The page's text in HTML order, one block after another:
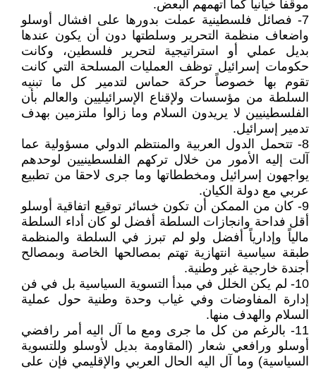
موقفاً خيانياً كما اتهمهم البعض.
7- فصائل فلسطينية عملت بدورها على افشال أوسلو
واضعاف منظمة التحرير وسلطتها دون أن يكون عندها
بديل عملي أو استراتيجية لتحرير فلسطين، وكانت
حكومات إسرائيل توظف العمليات المسلحة التي كانت
تقوم بها خصوصاً حركة حماس لتدمير كل ما تبنيه
السلطة من مؤسسات ولإقناع الإسرائيليين والعالم بأن
الفلسطينيين لا يريدون السلام وما زالوا ملتزمين بهدف
تدمير إسرائيل.
8- تتحمل الدول العربية والمنتظم الدولي مسؤولية عما
آلت إليه الأمور من خلال تركهم الفلسطينيين لوحدهم
يواجهون إسرائيل ومخططاتها وما جرى لاحقا من تطبيع
عربي مع دولة الكيان.
9- كان من الممكن أن تكون خسائر توقيع اتفاقية أوسلو
أقل فداحة وانجازات السلطة أفضل لو كان أداء السلطة
مالياً وإدارياً أفضل ولو لم تبرز في السلطة والمنظمة
طبقة سياسية انتهازية تهتم بمصالحها الخاصة وبمصالح
أجندة خارجية غير وطنية.
10- لم يكن الخلل في مبدأ التسوية السياسية بل في فن
إدارة المفاوضات وفي غياب وحدة وطنية حول عملية
السلام والهدف منها.
11- بالرغم من كل ما جرى ومع ما آل اليه أمر رافضي
أوسلو ورافعي شعار (المقاومة بديل لأوسلو وللتسوية
السياسية) وما آل اليه الحال العربي والإقليمي فإن على